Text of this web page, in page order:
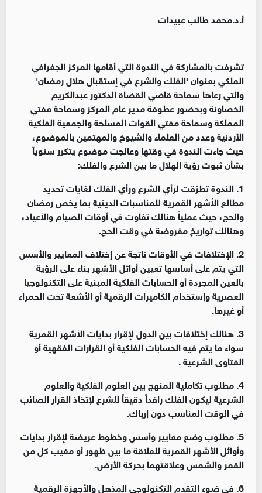
أ.د.محمد طالب عبيدات
تشرفت بالمشاركة في الندوة التي أقامها المركز الجغرافي
الملكي بعنوان 'الفلك والشرع في إستقبال هلال رمضان'
والتي رعاها سماحة قاضي القضاة الدكتور عبدالكريم
الخصاونة وبحضور عطوفة مدير عام المركز وسماحة مفتي
المملكة وسماحة مفتي القوات المسلحة والجمعية الفلكية
الأردنية وعدد من العلماء والشيوخ والمهتمين بالموضوع،
حيث جاءت الندوة في وقتها وعالجت موضوع يتكرر سنوياً
بشأن ثبوت رؤية الهلال ما بين الشرع والفلك:
1. الندوة تطرّقت لرأي الشرع ورأي الفلك لغايات تحديد
مطالع الأشهر القمرية للمناسبات الدينية بما يخص رمضان
والحج، حيث عملياً هنالك تفاوت في أوقات الصيام والأعياد،
وهنالك تواريخ مفروضة في وقت الحج.
2. الإختلافات في الأوقات ناتجة عن إختلاف المعايير والأسس
التي يتم على أساسها تعيين أوائل الأشهر بناء على الرؤية
بالعين المجردة أو الحسابات الفلكية المبنية على التكنولوجيا
العصرية وإستخدام الكاميرات الرقمية أو الأشعة تحت الحمراء
أو غيرها.
3. هنالك إختلافات بين الدول لإقرار بدايات الأشهر القمرية
سواء ما يتم فيه الحسابات الفلكية أو القرارات الفقهية أو
الفتاوى الشرعية .
4. مطلوب تكاملية المنهج بين العلوم الفلكية والعلوم
الشرعية ليكون الفلك رافداً دقيقاً للشرع لإتخاذ القرار الصائب
في الوقت المناسب دون إرباك.
5. مطلوب وضع معايير وأسس وخطوط عريضة لإقرار بدايات
وأوائل الأشهر القمرية للعلاقة ما بين ظهور أو مغيب كل من
القمر والشمس وعلاقتهما بحركة الأرض.
6. في ضوء التقدم التكنولوجي المذهل والأجهزة الرقمية